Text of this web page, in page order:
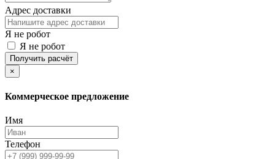
Адрес доставки
Я не робот
Я не робот
Получить расчёт
×
Коммерческое предложение
Имя
Телефон